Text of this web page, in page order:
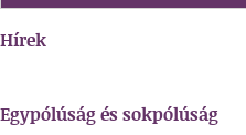
Hírek
Egypólúság és sokpólúság